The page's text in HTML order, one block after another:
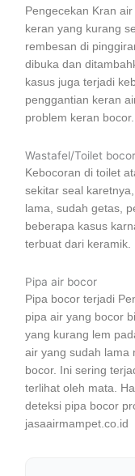
Pengecekan Kran
keran yang kurang
rembesan di
dibuka dan
kasus juga terjadi
penggantian keran
problem keran bocor.
Wastafel/Toilet bocor
Kebocoran di toilet
sekitar seal
lama, sudah getas,
beberapa kasus
terbuat dari keramik.
Pipa air bocor
Pipa bocor terjadi
pipa air yang bocor
yang kurang lem
air yang sudah lama
bocor. Ini sering
terlihat oleh mata.
deteksi pipa bocor
jasaairmampet.co.id